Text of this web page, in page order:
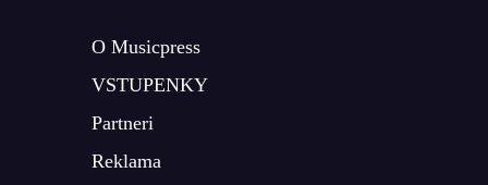
O Musicpress
VSTUPENKY
Partneri
Reklama